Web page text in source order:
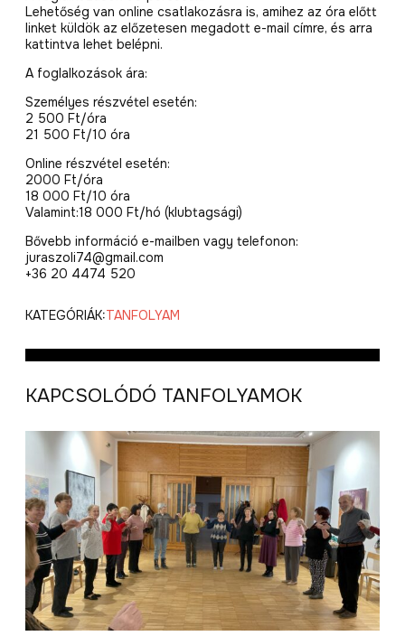
Lehetőség van online csatlakozásra is, amihez az óra előtt
linket küldök az előzetesen megadott e-mail címre, és arra
kattintva lehet belépni.
A foglalkozások ára:
Személyes részvétel esetén:
2 500 Ft/óra
21 500 Ft/10 óra
Online részvétel esetén:
2000 Ft/óra
18 000 Ft/10 óra
Valamint:18 000 Ft/hó (klubtagsági)
Bővebb információ e-mailben vagy telefonon:
juraszoli74@gmail.com
+36 20 4474 520
KATEGÓRIÁK:TANFOLYAM
KAPCSOLÓDÓ TANFOLYAMOK